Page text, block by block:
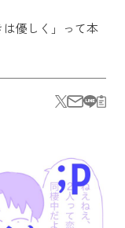
は優しく」って本